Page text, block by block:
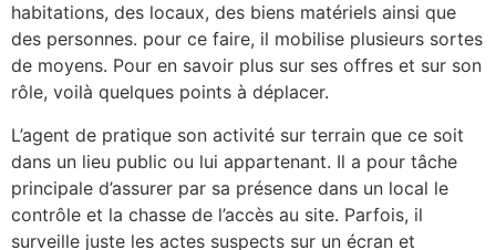
habitations, des locaux, des biens matériels ainsi que
des personnes. pour ce faire, il mobilise plusieurs sortes
de moyens. Pour en savoir plus sur ses offres et sur son
rôle, voilà quelques points à déplacer.
L’agent de pratique son activité sur terrain que ce soit
dans un lieu public ou lui appartenant. Il a pour tâche
principale d’assurer par sa présence dans un local le
contrôle et la chasse de l’accès au site. Parfois, il
surveille juste les actes suspects sur un écran et